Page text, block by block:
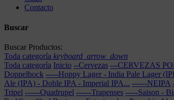
Contacto
Buscar
Buscar Productos:
Toda categoría keyboard_arrow_down
Toda categoría Inicio --Cervezas ---CERVEZAS
Doppelbock -----Hoppy Lager - India Pale Lager
Ale (IPA) - Doble IPA - Imperial IPA... ------NEIPA
Tripel ------Quadrupel ------Trapenses -----Saison -